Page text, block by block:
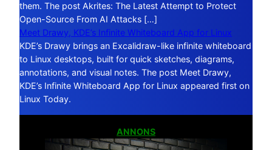
them. The post Akrites: The Latest Attempt to Protect
Open-Source From AI Attacks […]
Meet Drawy, KDE’s Infinite Whiteboard App for Linux
KDE’s Drawy brings an Excalidraw-like infinite whiteboard
to Linux desktops, built for quick sketches, diagrams,
annotations, and visual notes. The post Meet Drawy,
KDE’s Infinite Whiteboard App for Linux appeared first on
Linux Today.
ANNONS